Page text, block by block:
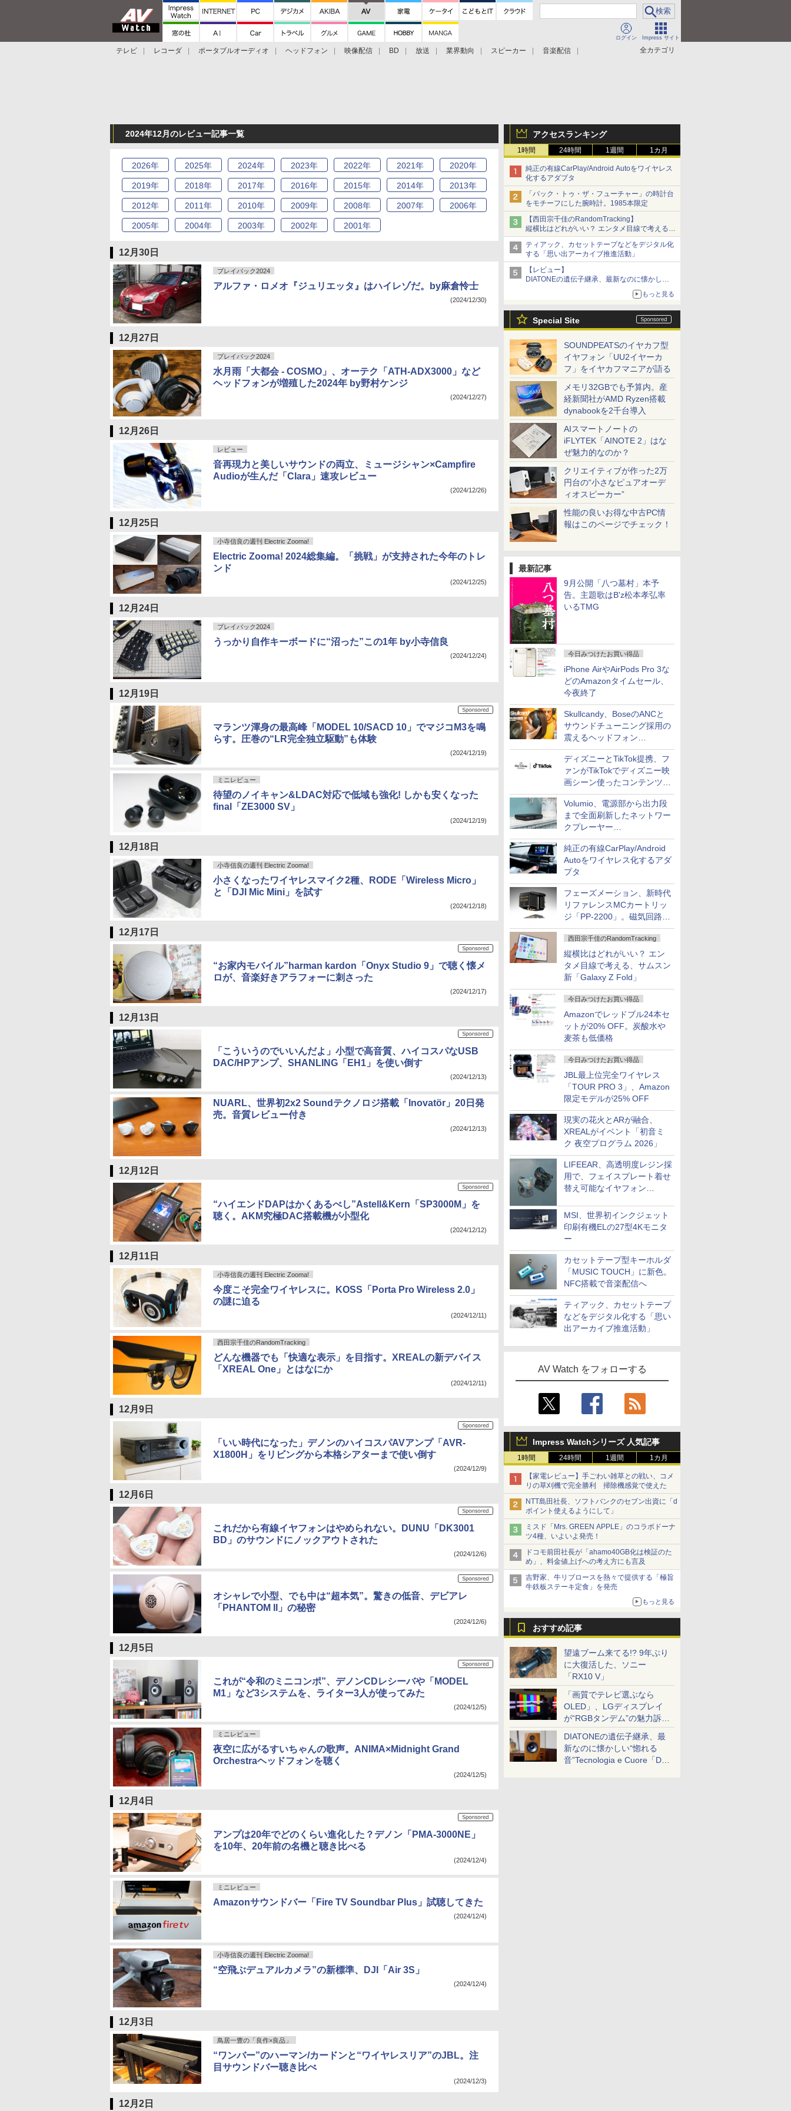
ログイン Impress サイト
全カテゴリ
テレビ レコーダ ポータブルオーディオ ヘッドフォン 映像配信 BD 放送 業界動向 スピーカー
音楽配信
アクセスランキング
1時間 24時間 1週間 1カ月
純正の有線CarPlay/Android Autoをワイヤレス
化するアダプタ
「バック・トゥ・ザ・フューチャー」の時計台
をモチーフにした腕時計。1985本限定
【西田宗千佳のRandomTracking】
縦横比はどれがいい？ エンタメ目線で考える、
サムスン新「Galaxy Z Fold」
ティアック、カセットテープなどをデジタル化
する「思い出アーカイブ推進活動」
【レビュー】
DIATONEの遺伝子継承、最新なのに懐かし
い“惚れる音”Tecnologia e Cuore「DS-TC52B」
もっと見る
Special Site
SOUNDPEATSのイヤカフ型
イヤフォン「UU2イヤーカ
フ」をイヤカフマニアが語る
メモリ32GBでも予算内。産
経新聞社がAMD Ryzen搭載
dynabookを2千台導入
AIスマートノートの
iFLYTEK「AINOTE 2」はな
ぜ魅力的なのか？
クリエイティブが作った2万
円台の“小さなピュアオーデ
ィオスピーカー”
性能の良いお得な中古PC情
報はこのページでチェック！
最新記事
9月公開「八つ墓村」本予
告。主題歌はB'z松本孝弘率
いるTMG
今日みつけたお買い得品
iPhone AirやAirPods Pro 3な
どのAmazonタイムセール、
今夜終了
Skullcandy、BoseのANCと
サウンドチューニング採用の
震えるヘッドフォン
「Crusher 1080 ANC」
ディズニーとTikTok提携、フ
ァンがTikTokでディズニー映
画シーン使ったコンテンツ制
作、Disney+にも配信
Volumio、電源部から出力段
まで全面刷新したネットワー
クプレーヤー
「Primo（2026）」
純正の有線CarPlay/Android
Autoをワイヤレス化するアダ
プタ
フェーズメーション、新時代
リファレンスMCカートリッ
ジ「PP-2200」。磁気回路や
ハウジングを根本から見直し
西田宗千佳のRandomTracking
縦横比はどれがいい？ エン
タメ目線で考える、サムスン
新「Galaxy Z Fold」
今日みつけたお買い得品
Amazonでレッドブル24本セ
ットが20% OFF。炭酸水や
麦茶も低価格
今日みつけたお買い得品
JBL最上位完全ワイヤレス
「TOUR PRO 3」、Amazon
限定モデルが25% OFF
現実の花火とARが融合、
XREALがイベント「初音ミ
ク 夜空プログラム 2026」
LIFEEAR、高透明度レジン採
用で、フェイスプレート着せ
替え可能なイヤフォン
MSI、世界初インクジェット
印刷有機ELの27型4Kモニタ
ー
カセットテープ型キーホルダ
「MUSIC TOUCH」に新色。
NFC搭載で音楽配信へ
ティアック、カセットテープ
などをデジタル化する「思い
出アーカイブ推進活動」
AV Watch をフォローする
Impress Watchシリーズ 人気記事
1時間 24時間 1週間 1カ月
【家電レビュー】手ごわい雑草との戦い、コメ
リの草刈機で完全勝利 掃除機感覚で使えた
NTT島田社長、ソフトバンクのセブン出資に「d
ポイント使えるようにして」
ミスド「Mrs. GREEN APPLE」のコラボドーナ
ツ4種、いよいよ発売！
ドコモ前田社長が「ahamo40GB化は検証のた
め」、料金値上げへの考え方にも言及
吉野家、牛リブロースを熱々で提供する「極旨
牛鉄板ステーキ定食」を発売
もっと見る
おすすめ記事
望遠ブーム来てる!? 9年ぶり
に大復活した、ソニー
「RX10 V」
「画質でテレビ選ぶなら
OLED」、LGディスプレイ
が“RGBタンデム”の魅力訴
求。液晶とのガチ比較も
DIATONEの遺伝子継承、最
新なのに懐かしい“惚れる
音”Tecnologia e Cuore「DS-
2024年12月のレビュー記事一覧
2026年 2025年 2024年 2023年 2022年 2021年 2020年
2019年 2018年 2017年 2016年 2015年 2014年 2013年
2012年 2011年 2010年 2009年 2008年 2007年 2006年
2005年 2004年 2003年 2002年 2001年
12月30日
プレイバック2024
アルファ・ロメオ『ジュリエッタ』はハイレゾだ。by麻倉怜士
(2024/12/30)
12月27日
プレイバック2024
水月雨「大都会 - COSMO」、オーテク「ATH-ADX3000」など
ヘッドフォンが増殖した2024年 by野村ケンジ
(2024/12/27)
12月26日
レビュー
音再現力と美しいサウンドの両立、ミュージシャン×Campfire
Audioが生んだ「Clara」速攻レビュー
(2024/12/26)
12月25日
小寺信良の週刊 Electric Zooma!
Electric Zooma! 2024総集編。「挑戦」が支持された今年のトレ
ンド
(2024/12/25)
12月24日
プレイバック2024
うっかり自作キーボードに“沼った”この1年 by小寺信良
(2024/12/24)
12月19日
マランツ渾身の最高峰「MODEL 10/SACD 10」でマジコM3を鳴
らす。圧巻の“LR完全独立駆動”も体験
(2024/12/19)
ミニレビュー
待望のノイキャン&LDAC対応で低域も強化! しかも安くなった
final「ZE3000 SV」
(2024/12/19)
12月18日
小寺信良の週刊 Electric Zooma!
小さくなったワイヤレスマイク2種、RODE「Wireless Micro」
と「DJI Mic Mini」を試す
(2024/12/18)
12月17日
“お家内モバイル”harman kardon「Onyx Studio 9」で聴く懐メ
ロが、音楽好きアラフォーに刺さった
(2024/12/17)
12月13日
「こういうのでいいんだよ」小型で高音質、ハイコスパなUSB
DAC/HPアンプ、SHANLING「EH1」を使い倒す
(2024/12/13)
NUARL、世界初2x2 Soundテクノロジ搭載「Inovatör」20日発
売。音質レビュー付き
(2024/12/13)
12月12日
“ハイエンドDAPはかくあるべし”Astell&Kern「SP3000M」を
聴く。AKM究極DAC搭載機が小型化
(2024/12/12)
12月11日
小寺信良の週刊 Electric Zooma!
今度こそ完全ワイヤレスに。KOSS「Porta Pro Wireless 2.0」
の謎に迫る
(2024/12/11)
西田宗千佳のRandomTracking
どんな機器でも「快適な表示」を目指す。XREALの新デバイス
「XREAL One」とはなにか
(2024/12/11)
12月9日
「いい時代になった」デノンのハイコスパAVアンプ「AVR-
X1800H」をリビングから本格シアターまで使い倒す
(2024/12/9)
12月6日
これだから有線イヤフォンはやめられない。DUNU「DK3001
BD」のサウンドにノックアウトされた
(2024/12/6)
オシャレで小型、でも中は“超本気”。驚きの低音、デビアレ
「PHANTOM II」の秘密
(2024/12/6)
12月5日
これが“令和のミニコンポ”、デノンCDレシーバや「MODEL
M1」など3システムを、ライター3人が使ってみた
(2024/12/5)
ミニレビュー
夜空に広がるすいちゃんの歌声。ANIMA×Midnight Grand
Orchestraヘッドフォンを聴く
(2024/12/5)
12月4日
アンプは20年でどのくらい進化した？デノン「PMA-3000NE」
を10年、20年前の名機と聴き比べる
(2024/12/4)
ミニレビュー
Amazonサウンドバー「Fire TV Soundbar Plus」試聴してきた
(2024/12/4)
小寺信良の週刊 Electric Zooma!
“空飛ぶデュアルカメラ”の新標準、DJI「Air 3S」
(2024/12/4)
12月3日
鳥居一豊の「良作×良品」
“ワンバー”のハーマン/カードンと“ワイヤレスリア”のJBL。注
目サウンドバー聴き比べ
(2024/12/3)
12月2日